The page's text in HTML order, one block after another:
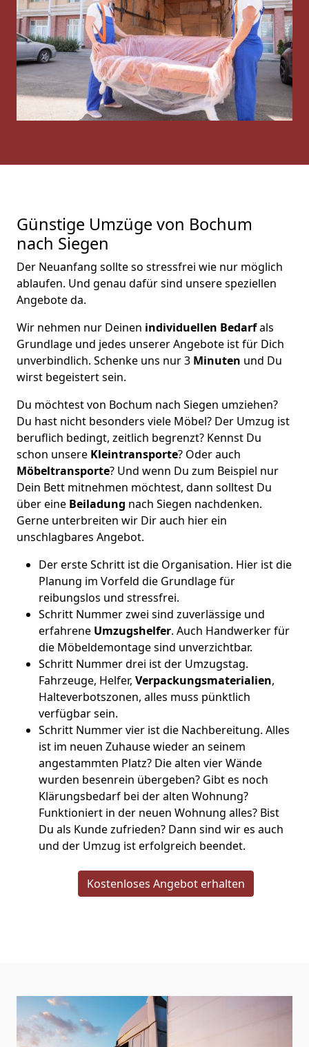
Günstige Umzüge von Bochum
nach Siegen
Der Neuanfang sollte so stressfrei wie nur möglich
ablaufen. Und genau dafür sind unsere speziellen
Angebote da.
Wir nehmen nur Deinen individuellen Bedarfals
Grundlage und jedes unserer Angebote ist für Dich
unverbindlich. Schenke uns nur 3 Minuten und Du
wirst begeistert sein.
Du möchtest von Bochum nach Siegen umziehen?
Du hast nicht besonders viele Möbel? Der Umzug ist
beruflich bedingt, zeitlich begrenzt? Kennst Du
schon unsere Kleintransporte? Oder auch
Möbeltransporte? Und wenn Du zum Beispiel nur
Dein Bett mitnehmen möchtest, dann solltest Du
über eine Beiladung nach Siegen nachdenken.
Gerne unterbreiten wir Dir auch hier ein
unschlagbares Angebot.
Der erste Schritt ist die Organisation. Hier ist die
Planung im Vorfeld die Grundlage für
reibungslos und stressfrei.
Schritt Nummer zwei sind zuverlässige und
erfahrene Umzugshelfer. Auch Handwerker für
die Möbeldemontage sind unverzichtbar.
Schritt Nummer drei ist der Umzugstag.
Fahrzeuge, Helfer, Verpackungsmaterialien,
Halteverbotszonen, alles muss pünktlich
verfügbar sein.
Schritt Nummer vier ist die Nachbereitung. Alles
ist im neuen Zuhause wieder an seinem
angestammten Platz? Die alten vier Wände
wurden besenrein übergeben? Gibt es noch
Klärungsbedarf bei der alten Wohnung?
Funktioniert in der neuen Wohnung alles? Bist
Du als Kunde zufrieden? Dann sind wir es auch
und der Umzug ist erfolgreich beendet.
Kostenloses Angebot erhalten